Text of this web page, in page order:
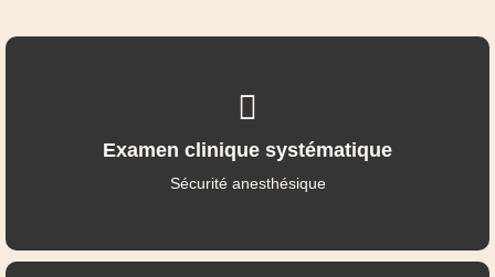
Examen clinique systématique
Sécurité anesthésique